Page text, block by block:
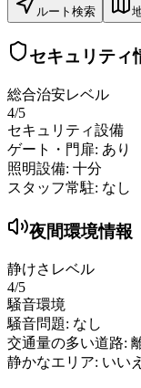
ルート検索
セキュリティ
総合治安レベル
4/5
セキュリティ設備
ゲート・門扉: あり
照明設備: 十分
スタッフ常駐: なし
夜間環境情報
静けさレベル
4/5
騒音環境
騒音問題: なし
交通量の多い道路:
静かなエリア: いいえ